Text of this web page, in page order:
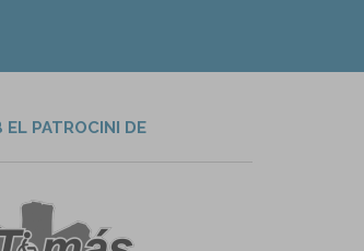
EL PATROCINI DE